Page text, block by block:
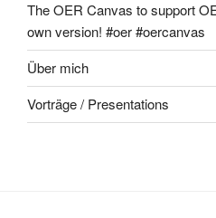
The OER Canvas to support
own version! #oer #oercanvas
Über mich
Vorträge / Presentations